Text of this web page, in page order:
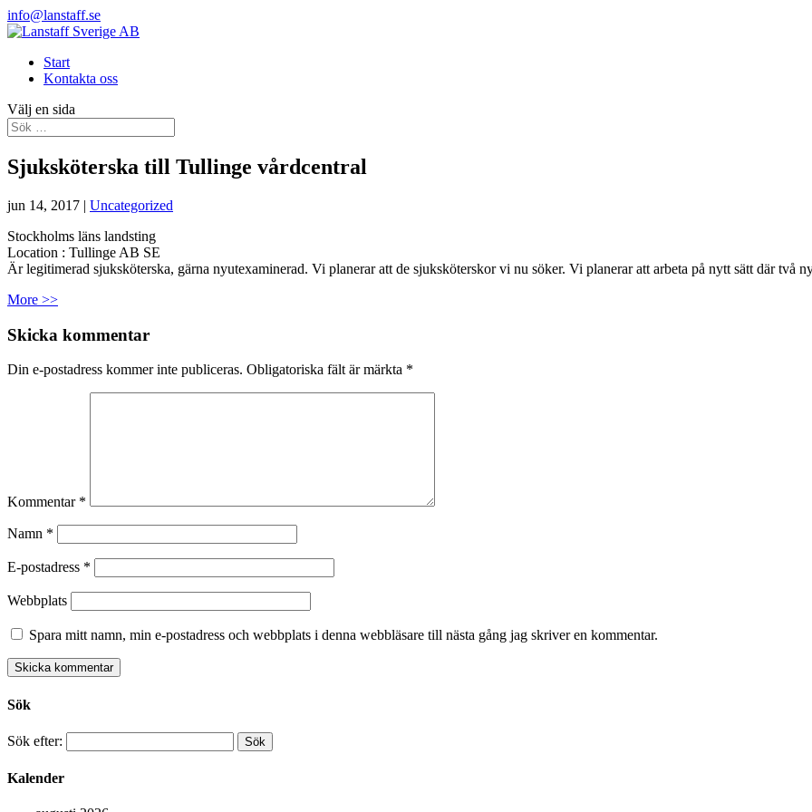
info@lanstaff.se
Start
Kontakta oss
Välj en sida
Sjuksköterska till Tullinge vårdcentral
jun 14, 2017 | Uncategorized
Stockholms läns landsting
Location : Tullinge AB SE
Är legitimerad sjuksköterska, gärna nyutexaminerad. Vi planerar att de sjuksköterskor vi nu söker. Vi planerar att arbeta på nytt sätt där två
More >>
Skicka kommentar
Din e-postadress kommer inte publiceras. Obligatoriska fält är märkta *
Kommentar *
Namn *
E-postadress *
Webbplats
Spara mitt namn, min e-postadress och webbplats i denna webbläsare till nästa gång jag skriver en kommentar.
Sök
Sök efter:
Kalender